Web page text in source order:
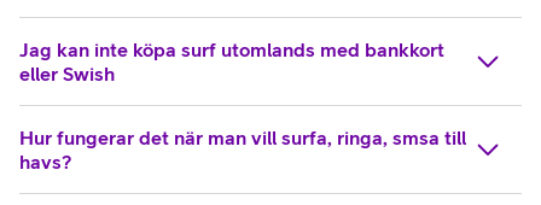
Jag kan inte köpa surf utomlands med bankkort
eller Swish
Hur fungerar det när man vill surfa, ringa, smsa till
havs?